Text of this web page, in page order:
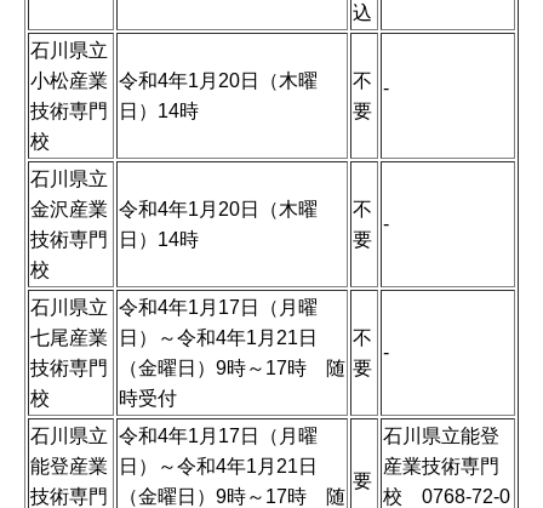
込
石川県立
小松産業
技術専門
校
令和4年1月20日（木曜
日）14時
不
要
-
石川県立
金沢産業
技術専門
校
令和4年1月20日（木曜
日）14時
不
要
-
石川県立
七尾産業
技術専門
校
令和4年1月17日（月曜
日）～令和4年1月21日
（金曜日）9時～17時 随
時受付
不
要
-
石川県立
能登産業
技術専門
令和4年1月17日（月曜
日）～令和4年1月21日
（金曜日）9時～17時 随
要
石川県立能登
産業技術専門
校 0768-72-0